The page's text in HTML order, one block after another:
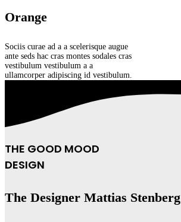
Orange
Sociis curae ad a a scelerisque augue
ante seds hac cras montes sodales cras
vestibulum vestibulum a a
ullamcorper adipiscing id vestibulum.
THE GOOD MOOD
DESIGN
The Designer Mattias Stenberg